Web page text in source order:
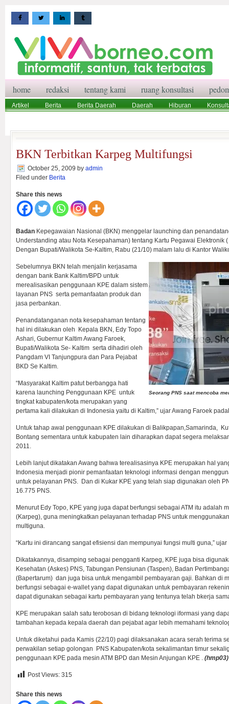
home redaksi tentang kami ruang konsultasi
Artikel Berita Berita Daerah Daerah Hiburan
BKN Terbitkan Karpeg Multifungsi
October 25, 2009 by admin
Filed under Berita
Share this news
Badan Kepegawaian Nasional (BKN) menggelar launching dan
Understanding atau Nota Kesepahaman) tentang Kartu Pegawai Elektronik
Dengan Bupati/Walikota Se-Kaltim, Rabu (21/10) malam lalu di Kantor
Seorang PNS saat mencoba
Sebelumnya BKN telah menjalin kerjasama
dengan bank Bank Kaltim/BPD untuk
merealisasikan penggunaan KPE dalam sistem
layanan PNS serta pemanfaatan produk dan
jasa perbankan.
Penandatanganan nota kesepahaman tentang
hal ini dilakukan oleh Kepala BKN, Edy Topo
Ashari, Gubernur Kaltim Awang Faroek,
Bupati/Walikota Se- Kaltim serta dihadiri oleh
Pangdam VI Tanjungpura dan Para Pejabat
BKD Se Kaltim.
“Masyarakat Kaltim patut berbangga hati
karena launching Penggunaan KPE untuk
tingkat kabupaten/kota merupakan yang
pertama kali dilakukan di Indonesia yaitu di Kaltim,” ujar Awang Faroek
Untuk tahap awal penggunaan KPE dilakukan di Balikpapan,Samarinda,
Bontang sementara untuk kabupaten lain diharapkan dapat segera
2011.
Lebih lanjut dikatakan Awang bahwa terealisasinya KPE merupakan hal
Indonesia menjadi pionir pemanfaatan teknologi informasi dengan
untuk pelayanan PNS. Dan di Kukar KPE yang telah siap digunakan oleh
16.775 PNS.
Menurut Edy Topo, KPE yang juga dapat berfungsi sebagai ATM itu adalah
(Karpeg), guna meningkatkan pelayanan terhadap PNS untuk
multiguna.
“Kartu ini dirancang sangat efisiensi dan mempunyai fungsi multi guna,” ujar
Dikatakannya, disamping sebagai pengganti Karpeg, KPE juga bisa
Kesehatan (Askes) PNS, Tabungan Pensiunan (Taspen), Badan
(Bapertarum) dan juga bisa untuk mengambil pembayaran gaji. Bahkan di
berfungsi sebagai e-wallet yang dapat digunakan untuk pembayaran
dapat digunakan sebagai kartu pembayaran yang tentunya telah bkerja
KPE merupakan salah satu terobosan di bidang teknologi iformasi yang
tambahan kepada kepala daerah dan pejabat agar lebih memahami
Untuk diketahui pada Kamis (22/10) pagi dilaksanakan acara serah terima
perwakilan setiap golongan PNS Kabupaten/kota sekalimantan timur
penggunaan KPE pada mesin ATM BPD dan Mesin Anjungan KPE . (hmp03)
Post Views: 315
Share this news